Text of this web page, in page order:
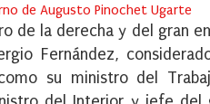
de Augusto Pinochet Ugarte
de la derecha y del gran
Fernández,
su ministro del